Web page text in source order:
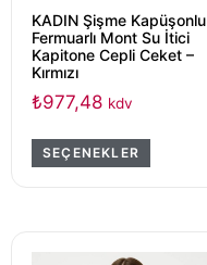
KADIN Şişme Kapüşonlu
Fermuarlı Mont Su İtici
Kapitone Cepli Ceket –
Kırmızı
₺977,48 kdv
SEÇENEKLER